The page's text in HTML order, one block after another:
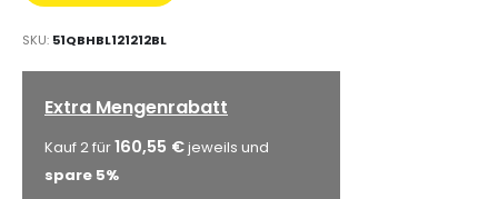
SKU 51QBHBL121212BL
Extra Mengenrabatt
Kauf 2 für160,55 €jeweils und
spare 5%